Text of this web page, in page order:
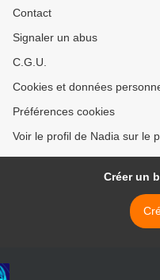
Contact
Signaler un abus
C.G.U.
Cookies et données
Préférences cookies
Voir le profil de Nadia sur le
Créer un